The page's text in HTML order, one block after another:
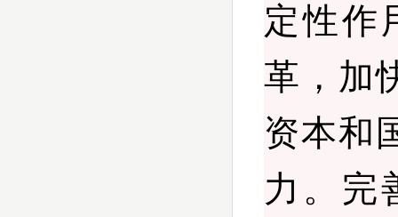
定性作
革，加
资本和
力。完